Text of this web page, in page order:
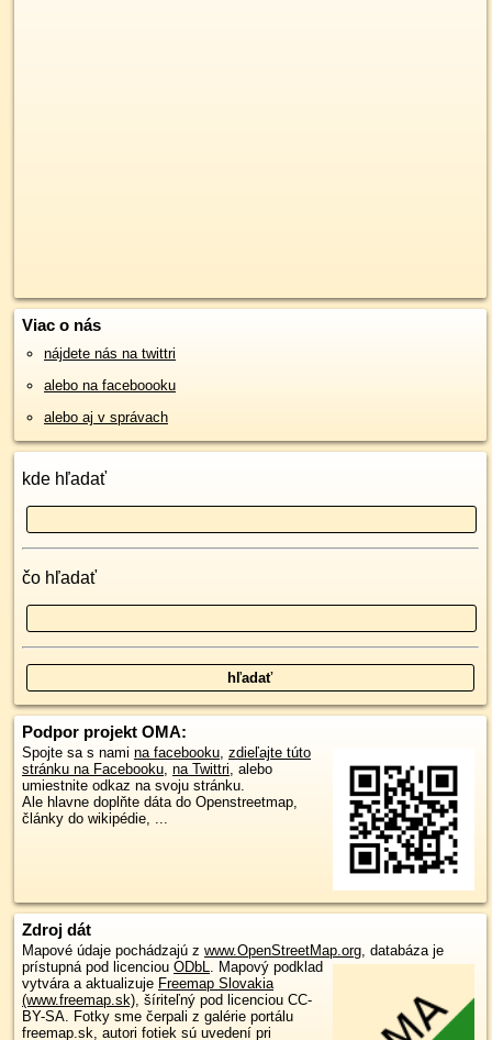
Viac o nás
nájdete nás na twittri
alebo na faceboooku
alebo aj v správach
kde hľadať
čo hľadať
Podpor projekt OMA:
Spojte sa s nami na facebooku, zdieľajte túto
stránku na Facebooku, na Twittri, alebo
umiestnite odkaz na svoju stránku.
Ale hlavne doplňte dáta do Openstreetmap,
články do wikipédie, ...
Zdroj dát
Mapové údaje pochádzajú z www.OpenStreetMap.org, databáza je
prístupná pod licenciou ODbL. Mapový podklad
vytvára a aktualizuje Freemap Slovakia
(www.freemap.sk), šíriteľný pod licenciou CC-
BY-SA. Fotky sme čerpali z galérie portálu
freemap.sk, autori fotiek sú uvedení pri